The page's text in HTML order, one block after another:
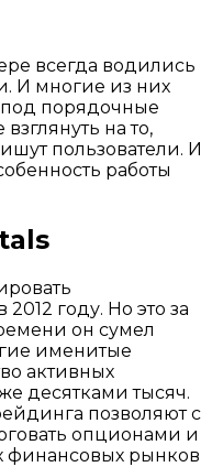
всегда водились
И многие из них
порядочные
на то,
пользователи. И
работы
году. Но это за
он сумел
именитые
активных
десятками тысяч.
позволяют с
опционами и
финансовых рынков